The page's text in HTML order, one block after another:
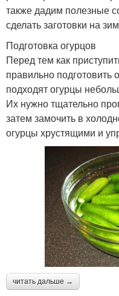
также дадим полезные
сделать заготовки на
Подготовка огурцов
Перед тем как
правильно
подходят огурцы
Их нужно тщательно
затем замочить в
огурцы хрустящими и
читать дальше →